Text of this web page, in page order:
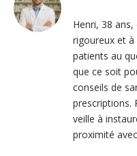
Henri, 38
rigoureux et à
patients au
que ce soit
conseils de
prescriptions.
veille à
proximité